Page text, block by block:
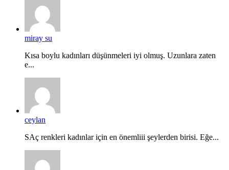
miray su
Kısa boylu kadınları düşünmeleri iyi olmuş. Uzunlara zaten
e...
ceylan
SAç renkleri kadınlar için en önemliii şeylerden birisi. Eğe...